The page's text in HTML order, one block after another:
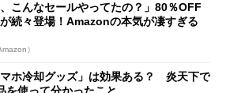
、こんなセールやってたの？」80％OFF
が続々登場！Amazonの本気が凄すぎる
）
マホ冷却グッズ」は効果ある？ 炎天下で
を使って分かったこと